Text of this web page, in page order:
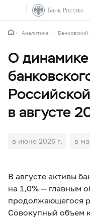
Аналитика Банковский
О
в августе
в июне 2026 г. в
В августе активы
на 1,0% — главным
продолжающегося
Совокупный объем